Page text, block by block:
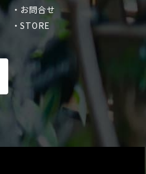
・お問合せ
・STORE